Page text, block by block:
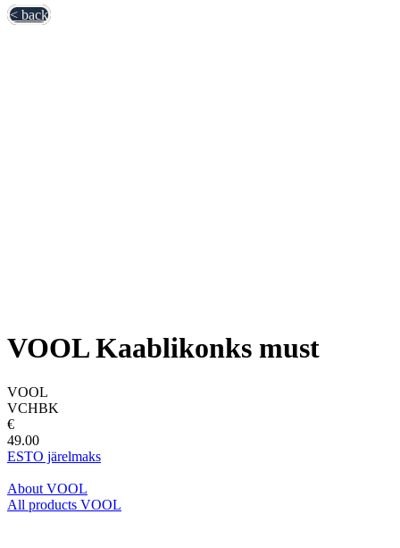
< back
VOOL Kaablikonks must
VOOL
VCHBK
€
49.00
ESTO järelmaks
About VOOL
All products VOOL